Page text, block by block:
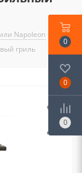
Napoleon
гриль
0
0
0